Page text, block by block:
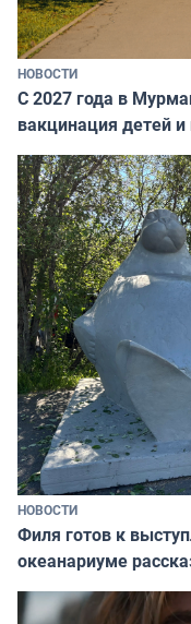
НОВОСТИ
С 2027 года в
вакцинация детей
НОВОСТИ
Филя готов к
океанариуме